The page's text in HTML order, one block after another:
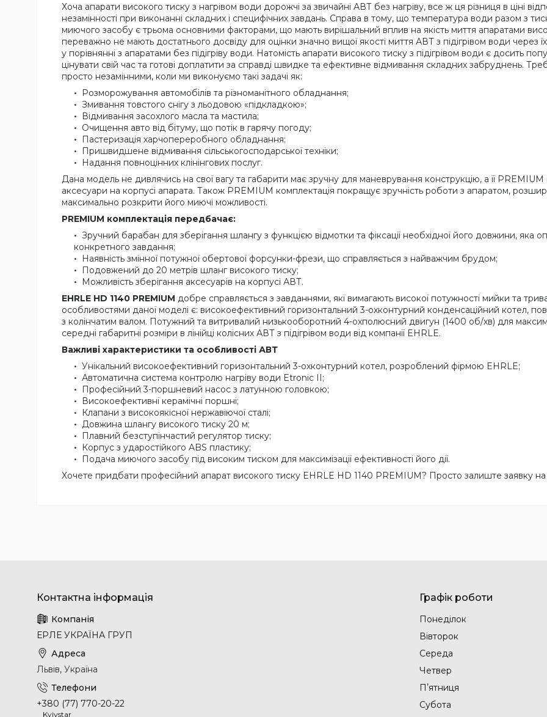
Хоча апарати високого тиску з нагрівом води дорожчі за звичайні АВТ без нагріву, все ж ця різниця в ціні
незамінності при виконанні складних і специфічних завдань. Справа в тому, що температура води разом з
миючого засобу є трьома основними факторами, що мають вирішальний вплив на якість миття апаратами
переважно не мають достатнього досвіду для оцінки значно вищої якості миття АВТ з підігрівом води через
у порівнянні з апаратами без підігріву води. Натомість апарати високого тиску з підігрівом води є досить
цінувати свій час та готові доплатити за справді швидке та ефективне відмивання складних забруднень.
просто незамінними, коли ми виконуємо такі задачі як:
Розморожування автомобілів та різноманітного обладнання;
Змивання товстого снігу з льодовою «підкладкою»;
Відмивання засохлого масла та мастила;
Очищення авто від бітуму, що потік в гарячу погоду;
Пастеризація харчопереробного обладнання;
Пришвидшене відмивання сільськогосподарської техніки;
Надання повноцінних клінінгових послуг.
Дана модель не дивлячись на свої вагу та габарити має зручну для маневрування конструкцію, а її PREMIUM
аксесуари на корпусі апарата. Також PREMIUM комплектація покращує зручність роботи з апаратом,
максимально розкрити його миючі можливості.
PREMIUM комплектація передбачає:
Зручний барабан для зберігання шлангу з функцією відмотки та фіксації необхідної його довжини, яка
конкретного завдання;
Наявність змінної потужної обертової форсунки-фрези, що справляється з найважчим брудом;
Подовжений до 20 метрів шланг високого тиску;
Можливість зберігання аксесуарів на корпусі АВТ.
EHRLE HD 1140 PREMIUM добре справляється з завданнями, які вимагають високої потужності мийки та
особливостями даної моделі є: високоефективний горизонтальний 3-охконтурний конденсаційний котел,
з колінчатим валом. Потужний та витривалий низькооборотний 4-охполюсний двигун (1400 об/хв) для
середні габаритні розміри в лінійці колісних АВТ з підігрівом води від компанії EHRLE.
Важливі характеристики та особливості АВТ
Унікальний високоефективний горизонтальний 3-охконтурний котел, розроблений фірмою EHRLE;
Автоматична система контролю нагріву води Etronic II;
Професійний 3-поршневий насос з латунною головкою;
Високоефективні керамічні поршні;
Клапани з високоякісної нержавіючої сталі;
Довжина шлангу високого тиску 20 м;
Плавний безступінчастий регулятор тиску;
Корпус з ударостійкого ABS пластику;
Подача миючого засобу під високим тиском для максимізації ефективності його дії.
Хочете придбати професійний апарат високого тиску EHRLE HD 1140 PREMIUM? Просто залиште заявку
ЕРЛЕ УКРАЇНА ГРУП
Львів, Україна
+380 (77) 770-20-22
Kyivstar
Графік роботи
Понеділок
Вівторок
Середа
Четвер
Пʼятниця
Субота